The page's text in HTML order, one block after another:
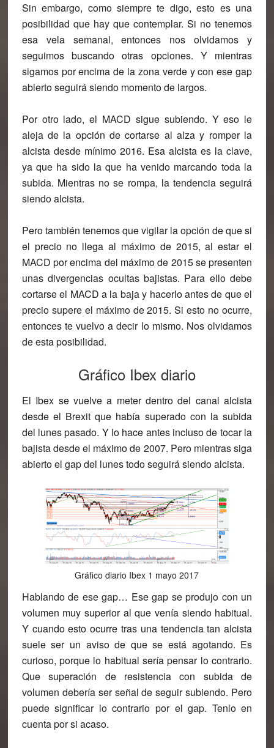
Sin embargo, como siempre te digo, esto es una
posibilidad que hay que contemplar. Si no tenemos
esa vela semanal, entonces nos olvidamos y
seguimos buscando otras opciones. Y mientras
sigamos por encima de la zona verde y con ese gap
abierto seguirá siendo momento de largos.
Por otro lado, el MACD sigue subiendo. Y eso le
aleja de la opción de cortarse al alza y romper la
alcista desde mínimo 2016. Esa alcista es la clave,
ya que ha sido la que ha venido marcando toda la
subida. Mientras no se rompa, la tendencia seguirá
siendo alcista.
Pero también tenemos que vigilar la opción de que si
el precio no llega al máximo de 2015, al estar el
MACD por encima del máximo de 2015 se presenten
unas divergencias ocultas bajistas. Para ello debe
cortarse el MACD a la baja y hacerlo antes de que el
precio supere el máximo de 2015. Si esto no ocurre,
entonces te vuelvo a decir lo mismo. Nos olvidamos
de esta posibilidad.
Gráfico Ibex diario
El Ibex se vuelve a meter dentro del canal alcista
desde el Brexit que había superado con la subida
del lunes pasado. Y lo hace antes incluso de tocar la
bajista desde el máximo de 2007. Pero mientras siga
abierto el gap del lunes todo seguirá siendo alcista.
Gráfico diario Ibex 1 mayo 2017
Hablando de ese gap… Ese gap se produjo con un
volumen muy superior al que venía siendo habitual.
Y cuando esto ocurre tras una tendencia tan alcista
suele ser un aviso de que se está agotando. Es
curioso, porque lo habitual sería pensar lo contrario.
Que superación de resistencia con subida de
volumen debería ser señal de seguir subiendo. Pero
puede significar lo contrario por el gap. Tenlo en
cuenta por si acaso.